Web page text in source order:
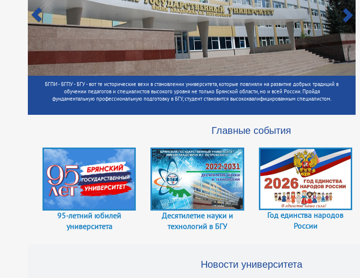
БГПИ - БГПУ - БГУ - вот те исторические вехи в становлении университета, которые повлияли на развитие добрых традиций в
обучении педагогов и специалистов высокого уровня не только Брянской области, но и всей России. Пройдя
фундаментальную профессиональную подготовку в БГУ, студент становится высококвалифицированным специалистом.
Главные события
95-летний юбилей
университета
Десятилетие науки и
технологий в БГУ
Год единства народов
России
Новости университета